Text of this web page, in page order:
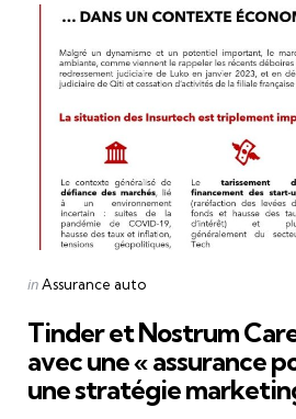
Posted
inAssurance auto
Tinder et Nostrum
avec une « assurance
une stratégie